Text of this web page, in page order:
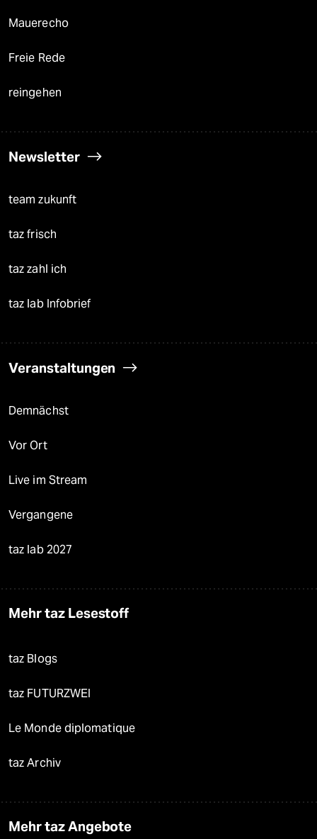
Mauerecho
Freie Rede
reingehen
Newsletter
team zukunft
taz frisch
taz zahl ich
taz lab Infobrief
Veranstaltungen
Demnächst
Vor Ort
Live im Stream
Vergangene
taz lab 2027
Mehr taz Lesestoff
taz Blogs
taz FUTURZWEI
Le Monde diplomatique
taz Archiv
Mehr taz Angebote